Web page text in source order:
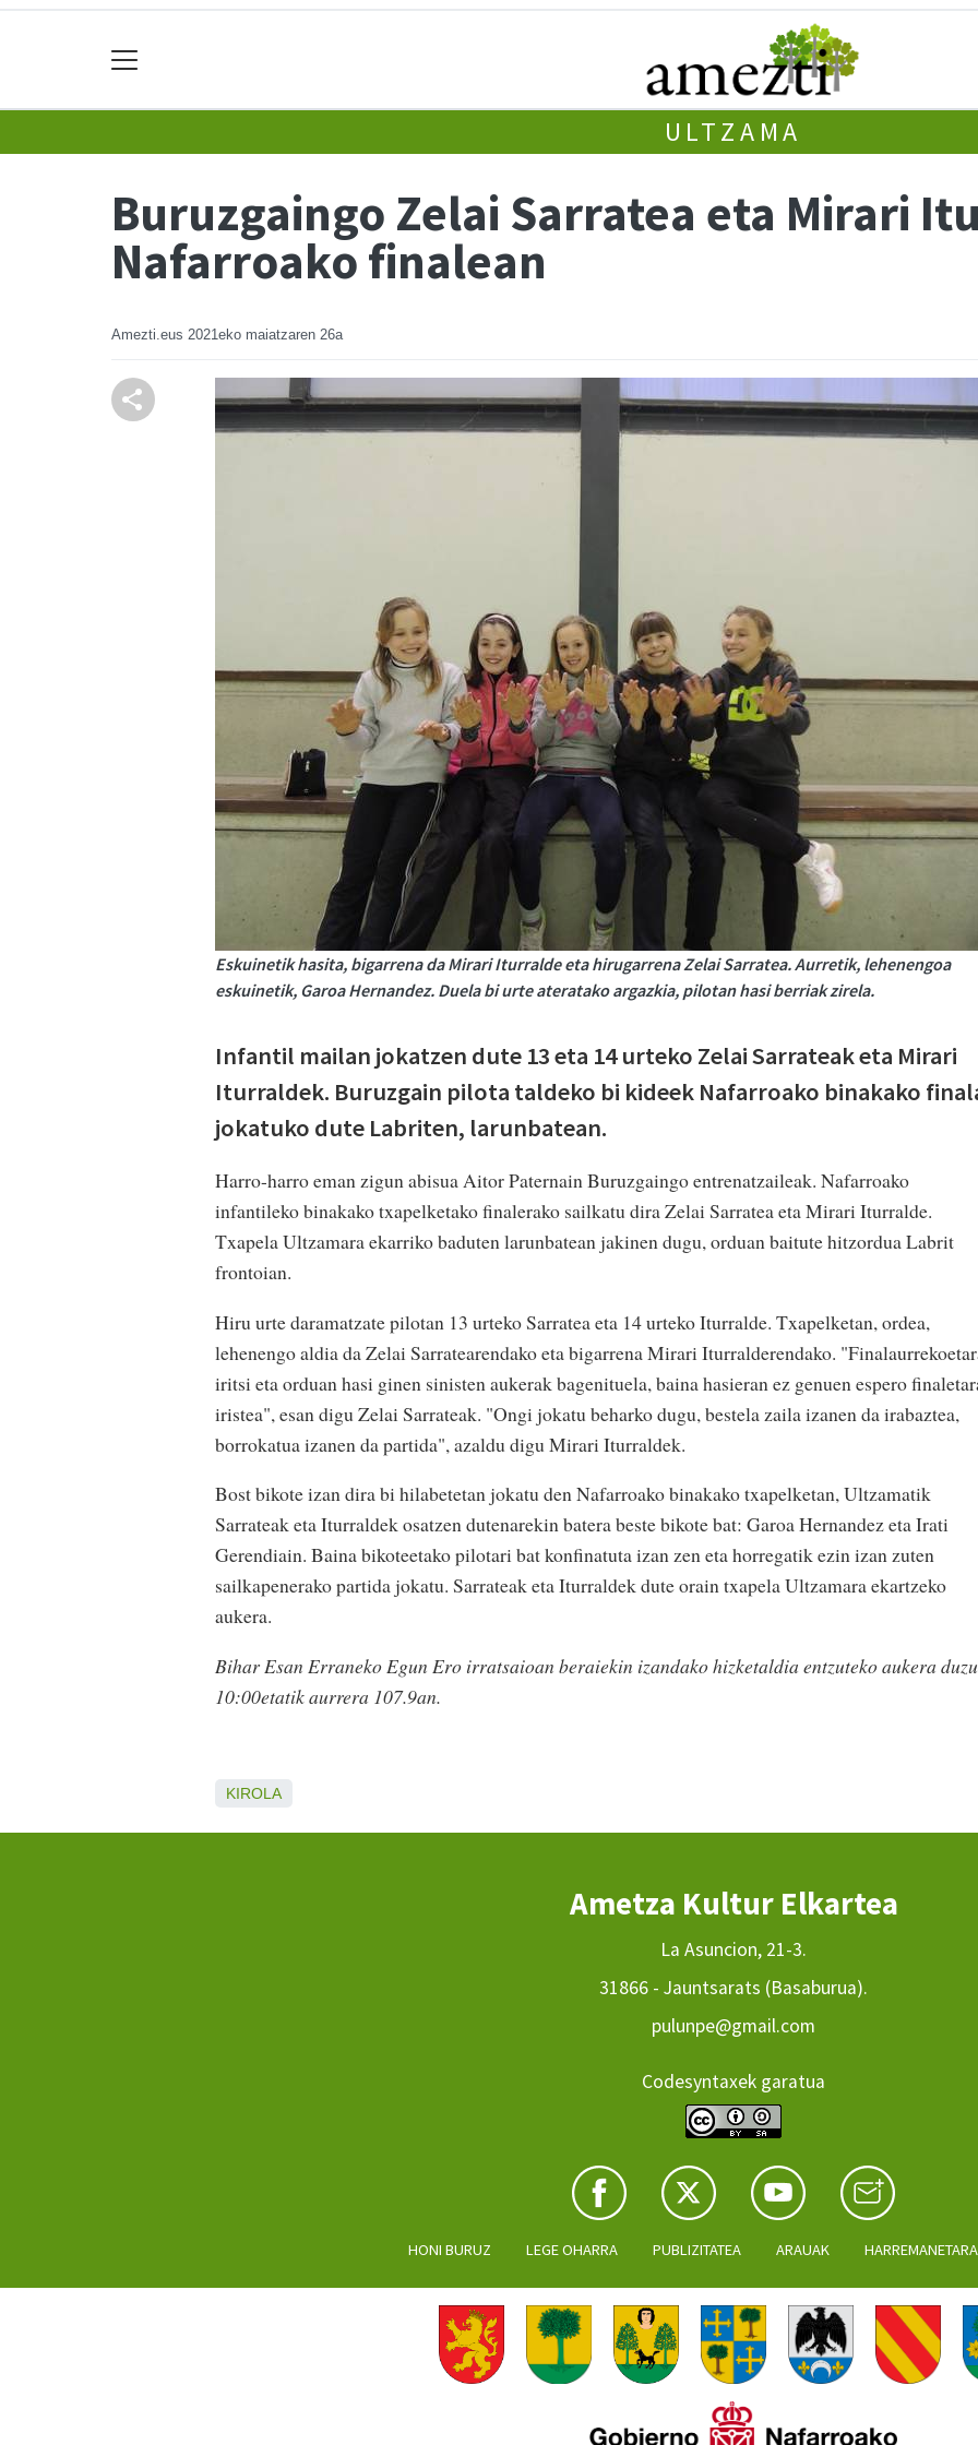
ULTZAMA
Buruzgaingo Zelai Sarratea eta Mirari
Nafarroako finalean
Amezti.eus 2021eko maiatzaren 26a
Eskuinetik hasita, bigarrena da Mirari Iturralde eta hirugarrena Zelai Sarratea. Aurretik, lehenengoa
eskuinetik, Garoa Hernandez. Duela bi urte ateratako argazkia, pilotan hasi berriak zirela.
Infantil mailan jokatzen dute 13 eta 14 urteko Zelai Sarrateak eta Mirari
Iturraldek. Buruzgain pilota taldeko bi kideek Nafarroako binakako
jokatuko dute Labriten, larunbatean.
Harro-harro eman zigun abisua Aitor Paternain Buruzgaingo entrenatzaileak. Nafarroako
infantileko binakako txapelketako finalerako sailkatu dira Zelai Sarratea eta Mirari Iturralde.
Txapela Ultzamara ekarriko baduten larunbatean jakinen dugu, orduan baitute hitzordua Labrit
frontoian.
Hiru urte daramatzate pilotan 13 urteko Sarratea eta 14 urteko Iturralde. Txapelketan, ordea,
lehenengo aldia da Zelai Sarratearendako eta bigarrena Mirari Iturralderendako.
iritsi eta orduan hasi ginen sinisten aukerak bagenituela, baina hasieran ez genuen espero
iristea", esan digu Zelai Sarrateak. "Ongi jokatu beharko dugu, bestela zaila izanen da irabaztea,
borrokatua izanen da partida", azaldu digu Mirari Iturraldek.
Bost bikote izan dira bi hilabetetan jokatu den Nafarroako binakako txapelketan, Ultzamatik
Sarrateak eta Iturraldek osatzen dutenarekin batera beste bikote bat: Garoa Hernandez eta Irati
Gerendiain. Baina bikoteetako pilotari bat konfinatuta izan zen eta horregatik ezin izan zuten
sailkapenerako partida jokatu. Sarrateak eta Iturraldek dute orain txapela Ultzamara ekartzeko
aukera.
Bihar Esan Erraneko Egun Ero irratsaioan beraiekin izandako hizketaldia entzuteko aukera
10:00etatik aurrera 107.9an.
KIROLA
Ametza Kultur Elkartea
La Asuncion, 21-3.
31866 - Jauntsarats (Basaburua).
pulunpe@gmail.com
Codesyntaxek garatua
HONI BURUZ LEGE OHARRA PUBLIZITATEA ARAUAK